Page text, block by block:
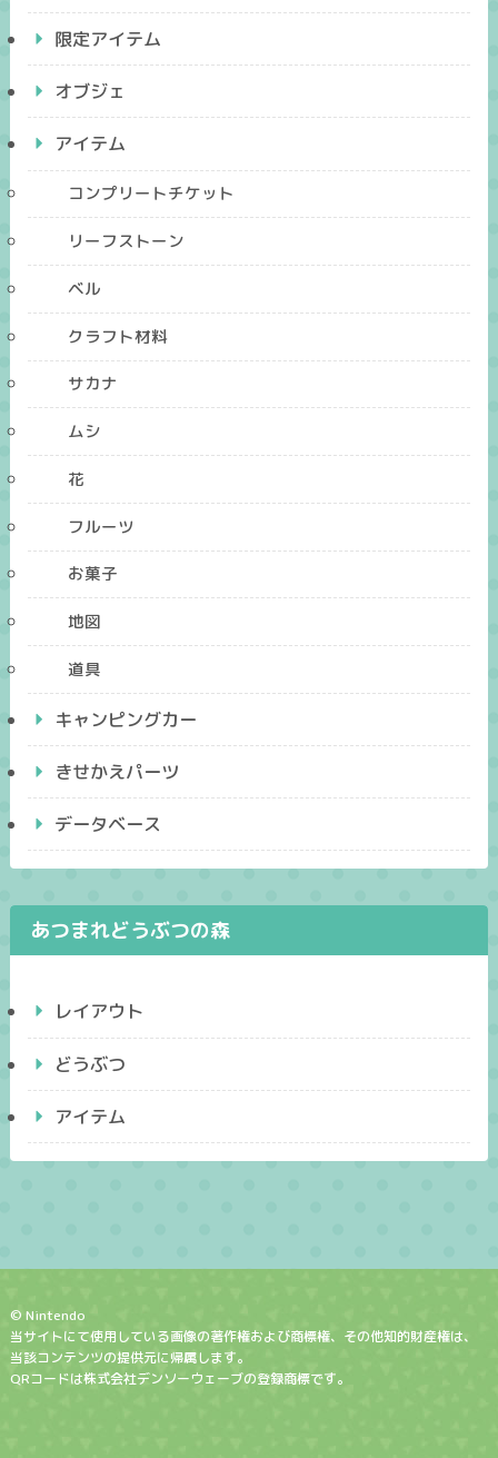
限定アイテム
オブジェ
アイテム
コンプリートチケット
リーフストーン
ベル
クラフト材料
サカナ
ムシ
花
フルーツ
お菓子
地図
道具
キャンピングカー
きせかえパーツ
データベース
あつまれどうぶつの森
レイアウト
どうぶつ
アイテム
© Nintendo
当サイトにて使用している画像の著作権および商標権、その他知的財産権は、
当該コンテンツの提供元に帰属します。
QRコードは株式会社デンソーウェーブの登録商標です。